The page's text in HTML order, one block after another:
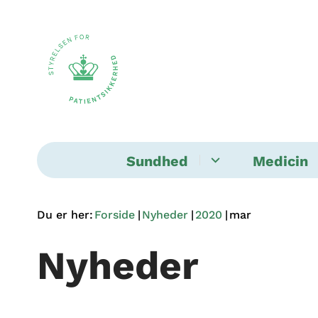
Sundhed Medicin
Du er her: Forside Nyheder 2020 mar
Nyheder